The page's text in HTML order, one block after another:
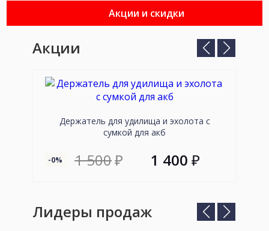
Акции и скидки
Акции
Предыдущий
слайдслайд
Держатель для удилища и эхолота с
сумкой для акб
-0% 1 500₽ 1 400 ₽
Лидеры продаж
Предыдущий
слайдслайд